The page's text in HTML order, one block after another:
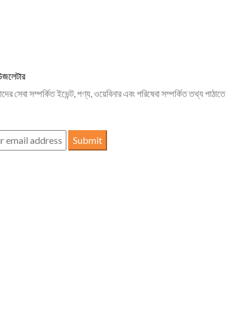
সেবা সম্পর্কিত ইভেন্ট, পণ্য, ওয়েবিনার এবং পরিষেবা সম্পর্কিত তথ্য পাঠাতে